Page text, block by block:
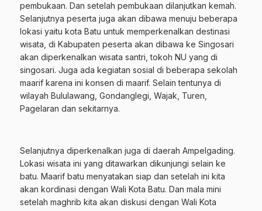
pembukaan. Dan setelah pembukaan dilanjutkan kemah.
Selanjutnya peserta juga akan dibawa menuju beberapa
lokasi yaitu kota Batu untuk memperkenalkan destinasi
wisata, di Kabupaten peserta akan dibawa ke Singosari
akan diperkenalkan wisata santri, tokoh NU yang di
singosari. Juga ada kegiatan sosial di beberapa sekolah
maarif karena ini konsen di maarif. Selain tentunya di
wilayah Bululawang, Gondanglegi, Wajak, Turen,
Pagelaran dan sekitarnya.
Selanjutnya diperkenalkan juga di daerah Ampelgading.
Lokasi wisata ini yang ditawarkan dikunjungi selain ke
batu. Maarif batu menyatakan siap dan setelah ini kita
akan kordinasi dengan Wali Kota Batu. Dan mala mini
setelah maghrib kita akan diskusi dengan Wali Kota